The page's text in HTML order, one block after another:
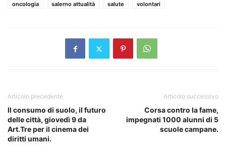
oncologia
salerno attualità salute volontari
Articolo precedente
Il consumo di suolo, il futuro
delle città, giovedì 9 da
Art.Tre per il cinema dei
diritti umani.
Articolo successivo
Corsa contro la fame,
impegnati 1000 alunni di 5
scuole campane.